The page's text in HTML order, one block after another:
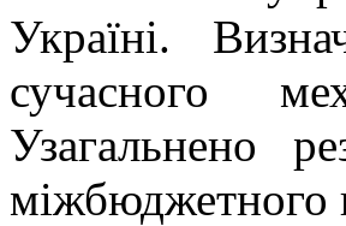
Україні.
сучасного
Узагальнено
міжбюджетного